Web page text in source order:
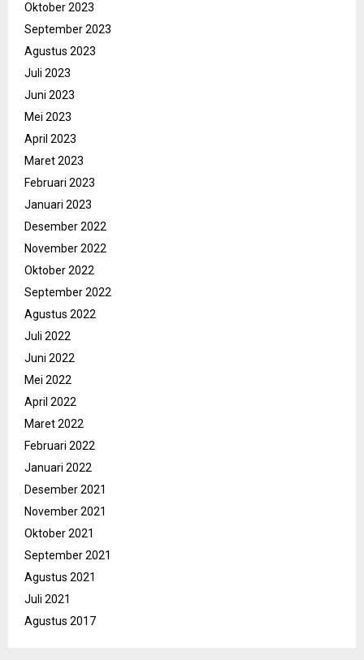
Oktober 2023
September 2023
Agustus 2023
Juli 2023
Juni 2023
Mei 2023
April 2023
Maret 2023
Februari 2023
Januari 2023
Desember 2022
November 2022
Oktober 2022
September 2022
Agustus 2022
Juli 2022
Juni 2022
Mei 2022
April 2022
Maret 2022
Februari 2022
Januari 2022
Desember 2021
November 2021
Oktober 2021
September 2021
Agustus 2021
Juli 2021
Agustus 2017